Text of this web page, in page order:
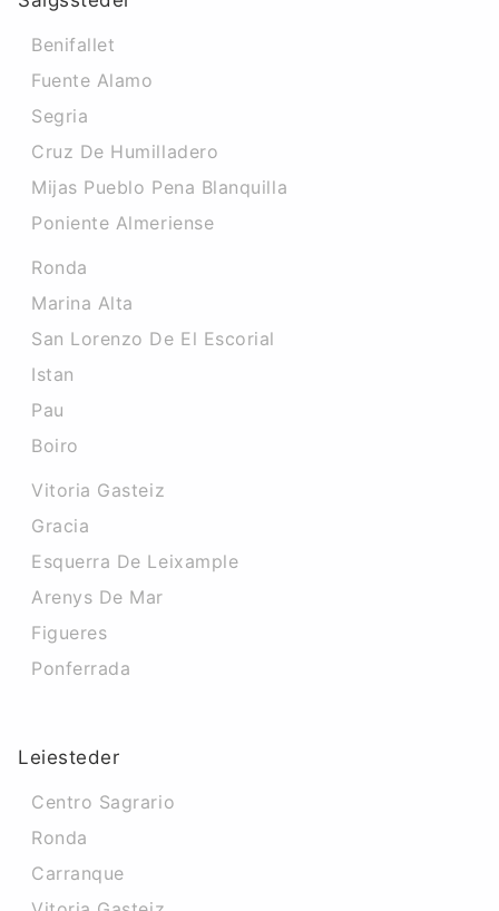
Benifallet
Fuente Alamo
Segria
Cruz De Humilladero
Mijas Pueblo Pena Blanquilla
Poniente Almeriense
Ronda
Marina Alta
San Lorenzo De El Escorial
Istan
Pau
Boiro
Vitoria Gasteiz
Gracia
Esquerra De Leixample
Arenys De Mar
Figueres
Ponferrada
Leiesteder
Centro Sagrario
Ronda
Carranque